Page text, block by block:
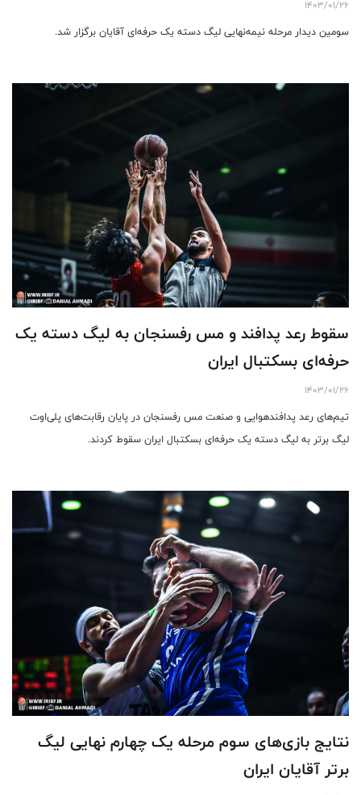
1403/01/26
سومین دیدار مرحله نیمه‌نهایی لیگ دسته یک حرفه‌ای آقایان برگزار شد.
سقوط رعد پدافند و مس رفسنجان به لیگ دسته یک
حرفه‌ای بسکتبال ایران
1403/01/26
تیم‌های رعد پدافندهوایی و صنعت مس رفسنجان در پایان رقابت‌های پلی‌اوت
لیگ برتر به لیگ دسته یک حرفه‌ای بسکتبال ایران سقوط کردند.
نتایج بازی‌های سوم مرحله یک چهارم نهایی لیگ
برتر آقایان ایران